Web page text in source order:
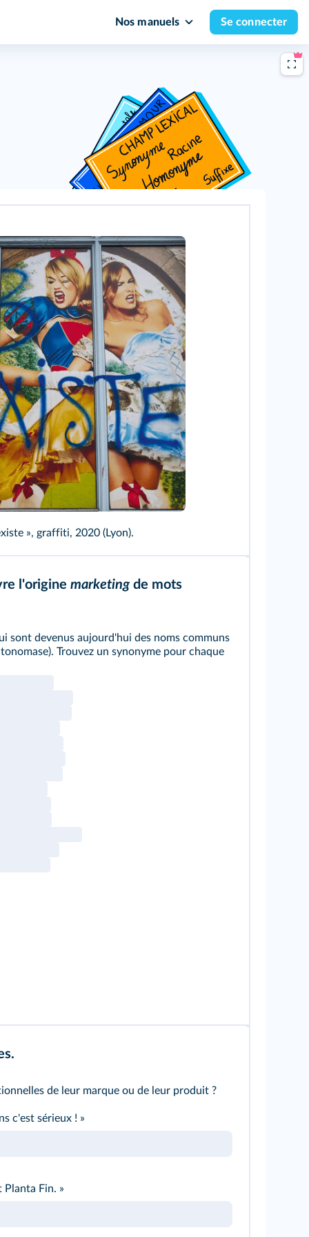
Nos manuels Se connecter
», graffiti, 2020 (Lyon).
l'origine marketingde mots
sont devenus aujourd'hui des noms communs
Trouvez un synonyme pour chaque
de leur marque ou de leur produit ?
c'est sérieux ! »
Fin. »